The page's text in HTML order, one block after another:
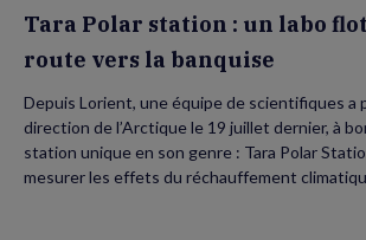
Tara Polar station : un labo
route vers la banquise
Depuis Lorient, une équipe de scientifiques a
direction de l’Arctique le 19 juillet dernier, à
station unique en son genre : Tara Polar
mesurer les effets du réchauffement